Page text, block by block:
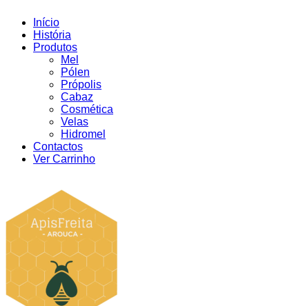
Início
História
Produtos
Mel
Pólen
Própolis
Cabaz
Cosmética
Velas
Hidromel
Contactos
Ver Carrinho